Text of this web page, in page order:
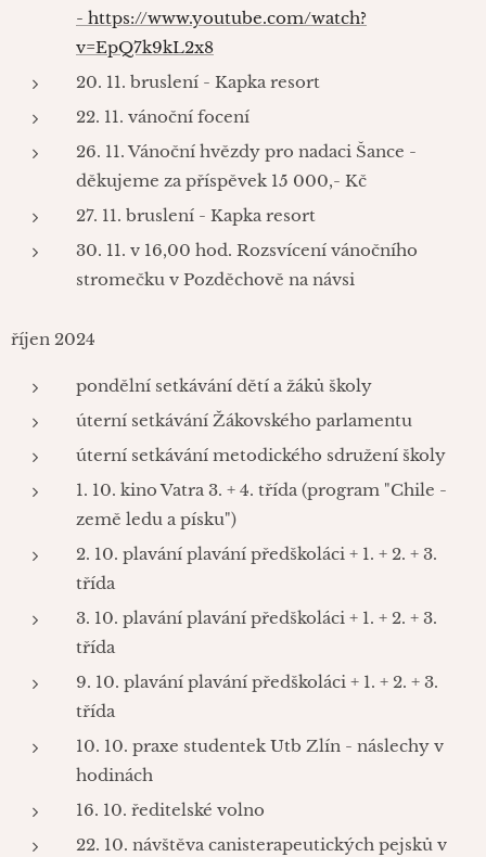
- https://www.youtube.com/watch?
v=EpQ7k9kL2x8
20. 11. bruslení - Kapka resort
22. 11. vánoční focení
26. 11. Vánoční hvězdy pro nadaci Šance -
děkujeme za příspěvek 15 000,- Kč
27. 11. bruslení - Kapka resort
30. 11. v 16,00 hod. Rozsvícení vánočního
stromečku v Pozděchově na návsi
říjen 2024
pondělní setkávání dětí a žáků školy
úterní setkávání Žákovského parlamentu
úterní setkávání metodického sdružení školy
1. 10. kino Vatra 3. + 4. třída (program "Chile -
země ledu a písku")
2. 10. plavání plavání předškoláci + 1. + 2. + 3.
třída
3. 10. plavání plavání předškoláci + 1. + 2. + 3.
třída
9. 10. plavání plavání předškoláci + 1. + 2. + 3.
třída
10. 10. praxe studentek Utb Zlín - náslechy v
hodinách
16. 10. ředitelské volno
22. 10. návštěva canisterapeutických pejsků v